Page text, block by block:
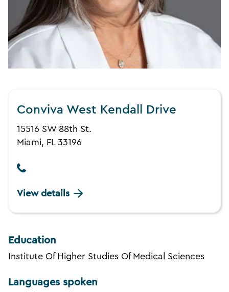
Conviva West Kendall Drive
15516 SW 88th St.
Miami, FL 33196
View details
Education
Institute Of Higher Studies Of Medical Sciences
Languages spoken